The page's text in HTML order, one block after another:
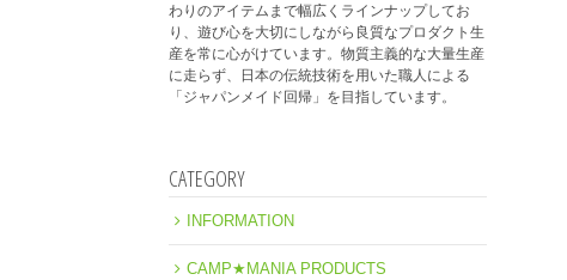
わりのアイテムまで幅広くラインナップしてお
り、遊び心を大切にしながら良質なプロダクト生
産を常に心がけています。物質主義的な大量生産
に走らず、日本の伝統技術を用いた職人による
「ジャパンメイド回帰」を目指しています。
CATEGORY
INFORMATION
CAMP★MANIA PRODUCTS